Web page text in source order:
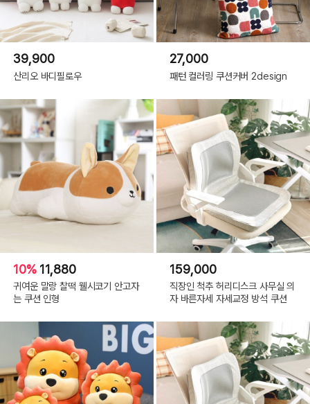
39,900
산리오 바디필로우
27,000
패턴 컬러링 쿠션커버 2design
10% 11,880
귀여운 말랑 찰떡 웰시코기 안고자
는 쿠션 인형
159,000
직장인 척추 허리디스크 사무실 의
자 바른자세 자세교정 방석 쿠션